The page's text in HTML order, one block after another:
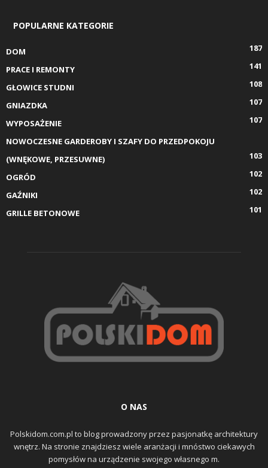
POPULARNE KATEGORIE
DOM
187
PRACE I REMONTY
141
GŁOWICE STUDNI
108
GNIAZDKA
107
WYPOSAŻENIE
107
NOWOCZESNE GARDEROBY I SZAFY DO PRZEDPOKOJU
(WNĘKOWE, PRZESUWNE)
103
OGRÓD
102
GAŹNIKI
102
GRILLE BETONOWE
101
O NAS
Polskidom.com.pl to blog prowadzony przez pasjonatkę architektury
wnętrz. Na stronie znajdziesz wiele aranżacji i mnóstwo ciekawych
pomysłów na urządzenie swojego własnego m.